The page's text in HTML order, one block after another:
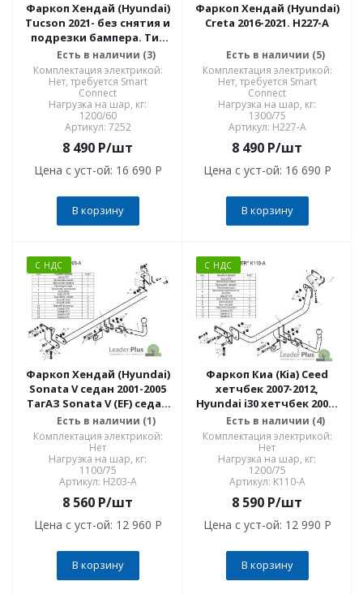
Фаркоп Хендай (Hyundai)
Tucson 2021- без снятия и
подрезки бампера. Тип
шара: A. Нагрузки: 1200/60
кг, масса фаркопа 17,8 кг
7252
Есть в наличии (3)
Комплектация электрикой:
Нет, требуется Smart
Connect
Нагрузка на шар, кг:
1200/60
Артикул: 7252
8 490 P/шт
Цена с уст-ой: 16 690 P
В корзину
Фаркоп Хендай (Hyundai)
Creta 2016-2021. H227-A
Есть в наличии (5)
Комплектация электрикой:
Нет, требуется Smart
Connect
Нагрузка на шар, кг:
1300/75
Артикул: H227-A
8 490 P/шт
Цена с уст-ой: 16 690 P
В корзину
С НДС
Фаркоп Хендай (Hyundai)
Sonata V седан 2001-2005
ТагАЗ Sonata V (EF) седан
2004- H203-A
Есть в наличии (1)
Комплектация электрикой:
Нет
Нагрузка на шар, кг:
1100/75
Артикул: H203-A
8 560 P/шт
Цена с уст-ой: 12 960 P
В корзину
С НДС
Фаркоп Киа (Kia) Ceed
хетчбек 2007-2012,
Hyundai i30 хетчбек 2007-
2012 K110-A
Есть в наличии (4)
Комплектация электрикой:
Нет
Нагрузка на шар, кг:
1200/75
Артикул: K110-A
8 590 P/шт
Цена с уст-ой: 12 990 P
В корзину